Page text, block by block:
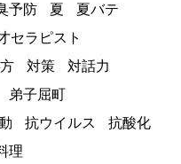
予防 夏
夏バテ
セラピスト
対策
対話力
弟子屈町
抗ウイルス
抗酸化
理